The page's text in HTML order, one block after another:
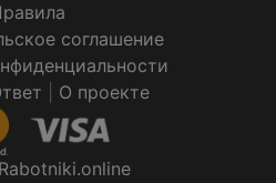
соглашение
О проекте
Rabotniki.online